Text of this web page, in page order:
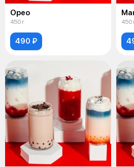
Орео
450 г
490 ₽
450